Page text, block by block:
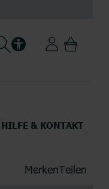
HILFE & KONTAKT
MerkenTeilen